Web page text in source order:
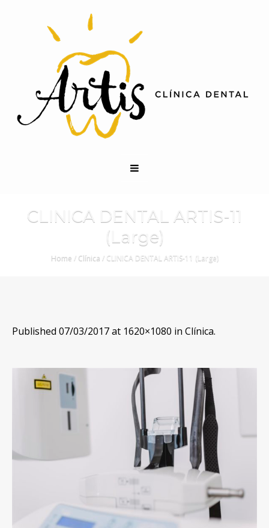
CLINICA DENTAL ARTIS-11
(Large)
Home / Clínica / CLINICA DENTAL ARTIS-11 (Large)
Published 07/03/2017at 1620×1080 in Clínica.